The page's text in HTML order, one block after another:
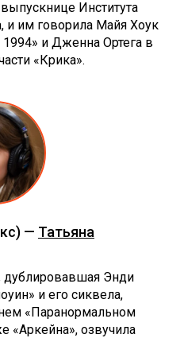
Института
и им говорила Майя Хоук
1994» и Дженна Ортега в
«Крика».
— Татьяна
дублировавшая Энди
и его сиквела,
«Паранормальном
«Аркейна», озвучила